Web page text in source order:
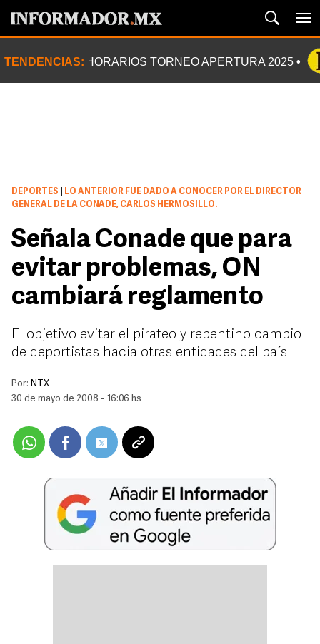
TENDENCIAS: HORARIOS TORNEO APERTURA 2025
DEPORTES
LO ANTERIOR FUE DADO A CONOCER POR EL DIRECTOR
GENERAL DE LA CONADE, CARLOS HERMOSILLO.
Señala Conade que para
evitar problemas, ON
cambiará reglamento
El objetivo evitar el pirateo y repentino cambio
de deportistas hacia otras entidades del país
Por: NTX
30 de mayo de 2008 - 16:06 hs